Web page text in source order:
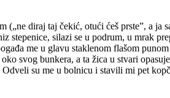
diraj taj čekić, otući ćeš prste”, a
stepenice, silazi se u podrum, u mrak
me u glavu staklenom flašom
svog bunkera, a ta žica u stvari
su me u bolnicu i stavili mi pet